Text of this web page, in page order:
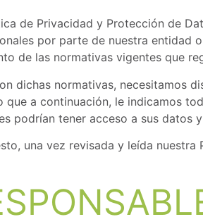
de Privacidad y Protección de
por parte de nuestra entidad
de las normativas vigentes que
dichas normativas, necesitamos
que a continuación, le indicamos
podrían tener acceso a sus datos
una vez revisada y leída